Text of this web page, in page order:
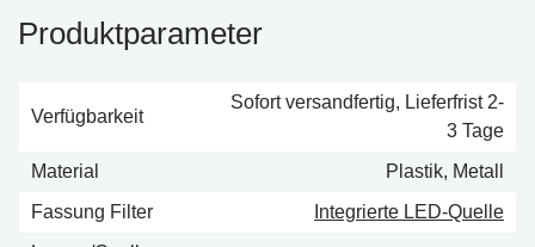
Produktparameter
Verfügbarkeit
Sofort versandfertig, Lieferfrist 2-
3 Tage
Material
Plastik, Metall
Fassung Filter
Integrierte LED-Quelle